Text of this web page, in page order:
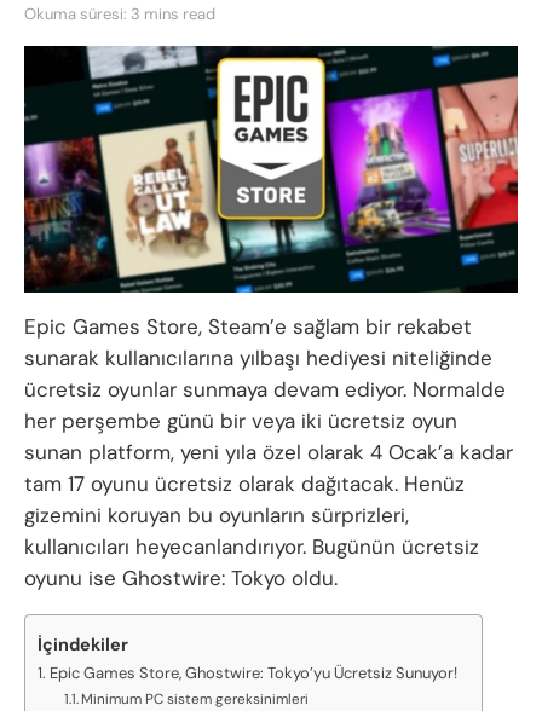
Okuma süresi: 3 mins read
Epic Games Store, Steam’e sağlam bir rekabet
sunarak kullanıcılarına yılbaşı hediyesi niteliğinde
ücretsiz oyunlar sunmaya devam ediyor. Normalde
her perşembe günü bir veya iki ücretsiz oyun
sunan platform, yeni yıla özel olarak 4 Ocak’a kadar
tam 17 oyunu ücretsiz olarak dağıtacak. Henüz
gizemini koruyan bu oyunların sürprizleri,
kullanıcıları heyecanlandırıyor. Bugünün ücretsiz
oyunu ise Ghostwire: Tokyo oldu.
İçindekiler
Epic Games Store, Ghostwire: Tokyo’yu Ücretsiz Sunuyor!
Minimum PC sistem gereksinimleri